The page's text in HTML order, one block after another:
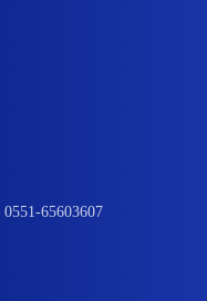
65603607